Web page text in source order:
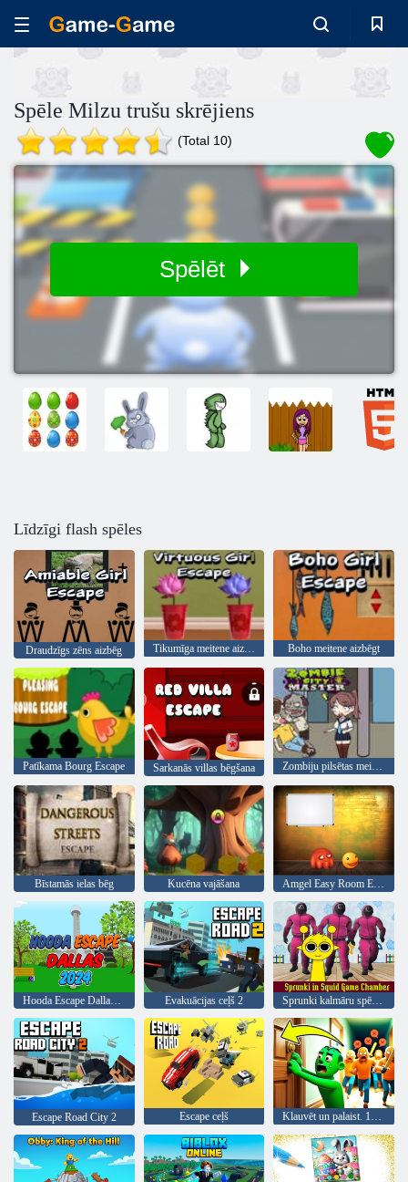
Spēle Milzu trušu skrējiens
(Total 10)
Spēlēt
Līdzīgi flash spēles
Draudzīgs zēns aizbēg Tikumīga meitene aizbēgt Boho meitene aizbēgt
Patīkama Bourg Escape Sarkanās villas bēgšana Zombiju pilsētas meistars
Bīstamās ielas bēg Kucēna vajāšana Amgel Easy Room Escape 143
Evakuācijas ceļš 2
Escape Road City 2 Escape ceļš Klauvēt un palaist. 100 durvis aizbēg